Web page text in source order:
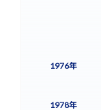
1976年
1978年